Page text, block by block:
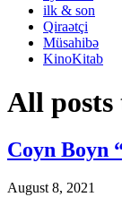
ilk & son
Qiraətçi
Müsahibə
KinoKitab
All posts
Coyn Boyn
August 8, 2021